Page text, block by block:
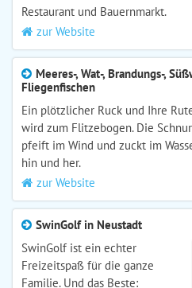
Restaurant und Bauernmarkt.
zur Website
Meeres-, Wat-, Brandungs-,
Fliegenfischen
Ein plötzlicher Ruck und Ihre
wird zum Flitzebogen. Die Schnur
pfeift im Wind und zuckt im
hin und her.
zur Website
SwinGolf in Neustadt
SwinGolf ist ein echter
Freizeitspaß für die ganze
Familie. Und das Beste: